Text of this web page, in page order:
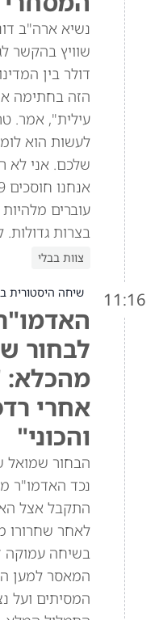
נשיא ארה"ב
דולר בין
הזה בחתימה
עילית", אמר.
לעשות הוא
שלכם. אני לא
עוברים
בצרות
צוות בבלי
11:16 שיחה היסטורית
לבחור
מהכלא:
אחרי
והכוני"
הבחור שמואל
נכד האדמו"ר
התקבל אצל
לאחר שחרורו
בשיחה עמוקה
המאסר למען
המסיתים ועל